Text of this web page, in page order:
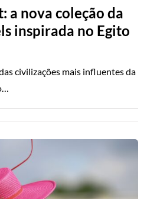
a nova coleção da
inspirada no Egito
civilizações mais influentes da